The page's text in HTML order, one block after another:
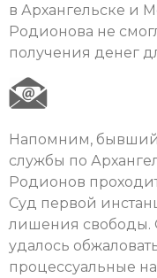
в Архангельске и
Родионова не
получения денег
Напомним, бывший
службы по
Родионов
Суд первой
лишения свободы.
удалось
процессуальные